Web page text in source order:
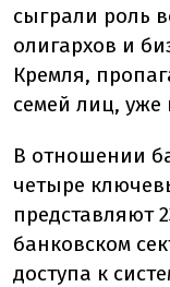
сыграли роль
олигархов и
Кремля,
семей лиц,
В отношении
четыре
представляют
банковском
доступа к